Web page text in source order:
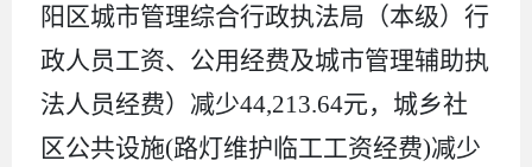
阳区城市管理综合行政执法局（本级）行
政人员工资、公用经费及城市管理辅助执
法人员经费）减少44,213.64元，城乡社
区公共设施(路灯维护临工工资经费)减少